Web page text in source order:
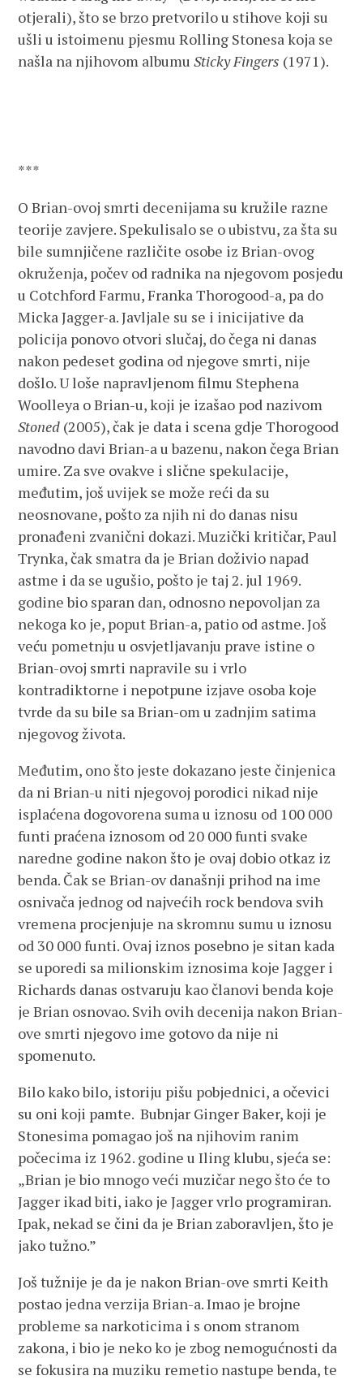
otjerali), što se brzo pretvorilo u stihove koji su
ušli u istoimenu pjesmu Rolling Stonesa koja se
našla na njihovom albumuSticky Fingers (1971).
***
O Brian-ovoj smrti decenijama su kružile razne
teorije zavjere. Spekulisalo se o ubistvu, za šta su
bile sumnjičene različite osobe iz Brian-ovog
okruženja, počev od radnika na njegovom posjedu
u Cotchford Farmu, Franka Thorogood-a, pa do
Micka Jagger-a. Javljale su se i inicijative da
policija ponovo otvori slučaj, do čega ni danas
nakon pedeset godina od njegove smrti, nije
došlo. U loše napravljenom filmu Stephena
Woolleya o Brian-u, koji je izašao pod nazivom
Stoned (2005), čak je data i scena gdje Thorogood
navodno davi Brian-a u bazenu, nakon čega Brian
umire. Za sve ovakve i slične spekulacije,
međutim, još uvijek se može reći da su
neosnovane, pošto za njih ni do danas nisu
pronađeni zvanični dokazi. Muzički kritičar, Paul
Trynka, čak smatra da je Brian doživio napad
astme i da se ugušio, pošto je taj 2. jul 1969.
godine bio sparan dan, odnosno nepovoljan za
nekoga ko je, poput Brian-a, patio od astme. Još
veću pometnju u osvjetljavanju prave istine o
Brian-ovoj smrti napravile su i vrlo
kontradiktorne i nepotpune izjave osoba koje
tvrde da su bile sa Brian-om u zadnjim satima
njegovog života.
Međutim, ono što jeste dokazano jeste činjenica
da ni Brian-u niti njegovoj porodici nikad nije
isplaćena dogovorena suma u iznosu od 100 000
funti praćena iznosom od 20 000 funti svake
naredne godine nakon što je ovaj dobio otkaz iz
benda. Čak se Brian-ov današnji prihod na ime
osnivača jednog od najvećih rock bendova svih
vremena procjenjuje na skromnu sumu u iznosu
od 30 000 funti. Ovaj iznos posebno je sitan kada
se uporedi sa milionskim iznosima koje Jagger i
Richards danas ostvaruju kao članovi benda koje
je Brian osnovao. Svih ovih decenija nakon Brian-
ove smrti njegovo ime gotovo da nije ni
spomenuto.
Bilo kako bilo, istoriju pišu pobjednici, a očevici
su oni koji pamte. Bubnjar Ginger Baker, koji je
Stonesima pomagao još na njihovim ranim
počecima iz 1962. godine u Iling klubu, sjeća se:
„Brian je bio mnogo veći muzičar nego što će to
Jagger ikad biti, iako je Jagger vrlo programiran.
Ipak, nekad se čini da je Brian zaboravljen, što je
jako tužno.”
Još tužnije je da je nakon Brian-ove smrti Keith
postao jedna verzija Brian-a. Imao je brojne
probleme sa narkoticima i s onom stranom
zakona, i bio je neko ko je zbog nemogućnosti da
se fokusira na muziku remetio nastupe benda, te